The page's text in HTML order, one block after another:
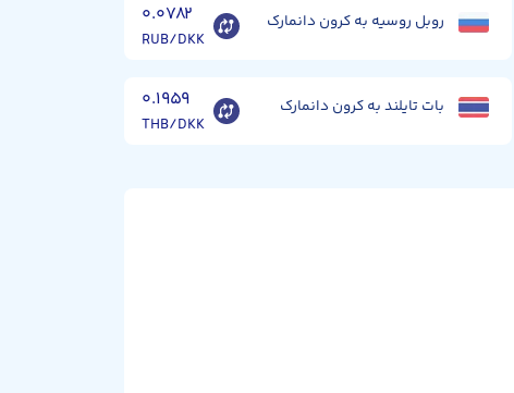
روبل روسیه به کرون دانمارک ۰.۰۷۸۲
RUB/DKK
بات تایلند به کرون دانمارک ۰.۱۹۵۹
THB/DKK